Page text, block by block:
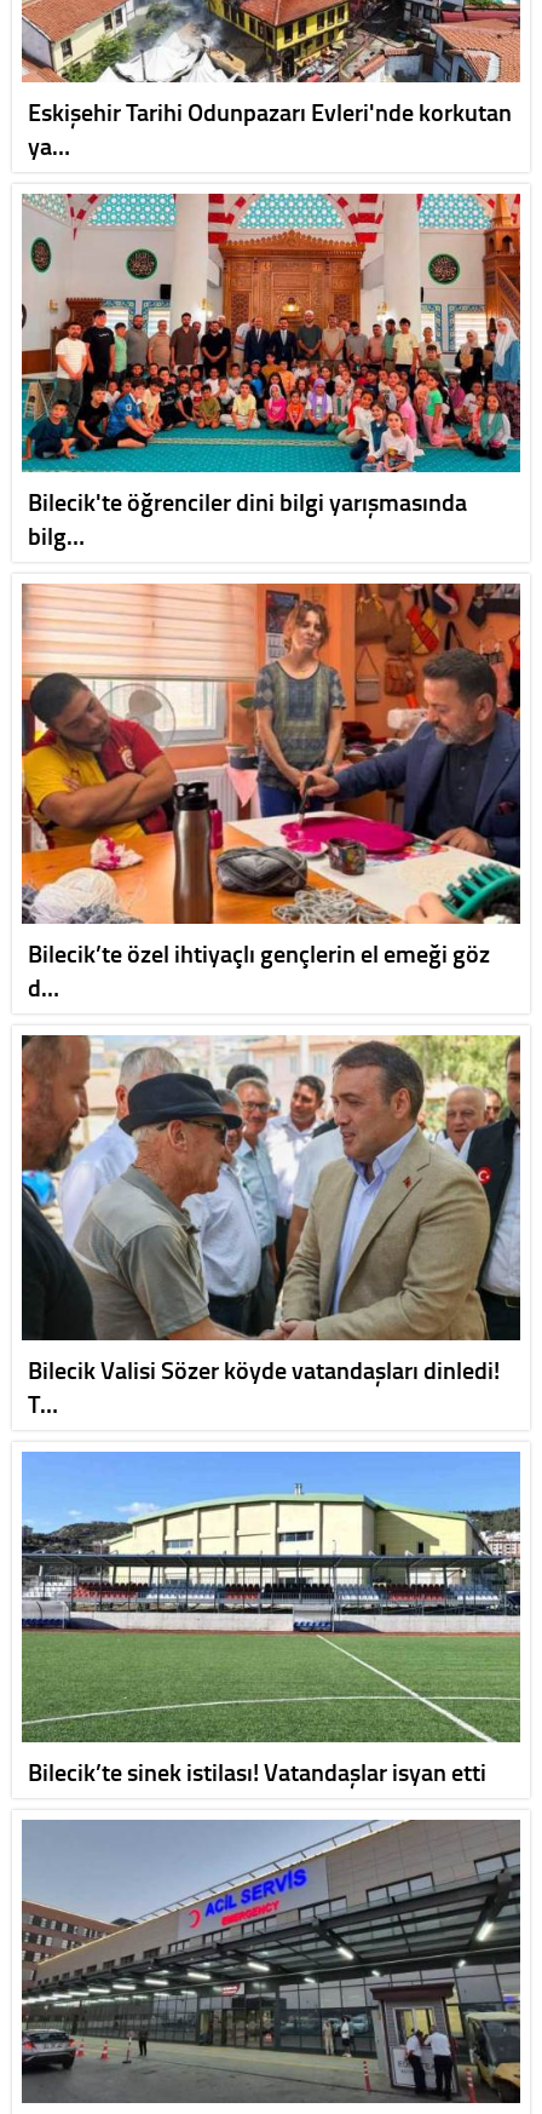
Eskişehir Tarihi Odunpazarı Evleri'nde korkutan
ya…
Bilecik'te öğrenciler dini bilgi yarışmasında
bilg…
Bilecik’te özel ihtiyaçlı gençlerin el emeği göz
d…
Bilecik Valisi Sözer köyde vatandaşları dinledi!
T…
Bilecik’te sinek istilası! Vatandaşlar isyan etti